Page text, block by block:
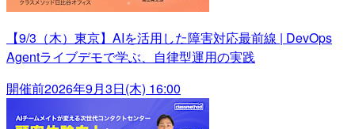
【9/3（木）東京】AIを活用した障害対応最前線 | DevOps
Agentライブデモで学ぶ、自律型運用の実践
開催前2026年9月3日(木) 16:00